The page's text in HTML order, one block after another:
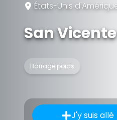
États-Unis
San
Barrage poids
J'y suis allé